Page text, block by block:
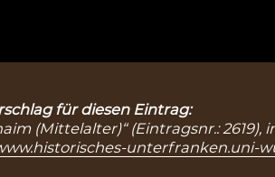
für diesen Eintrag:
(Mittelalter)“ (Eintragsnr.:
unterfranken.uni-